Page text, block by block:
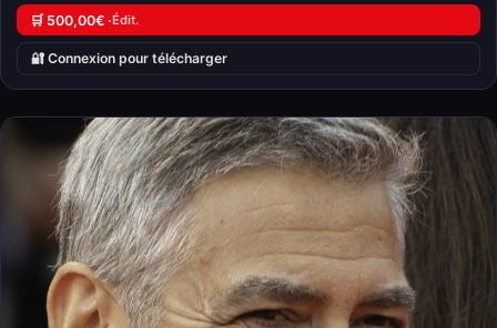
🛒 500,00€ ·Édit.
🔐 Connexion pour télécharger